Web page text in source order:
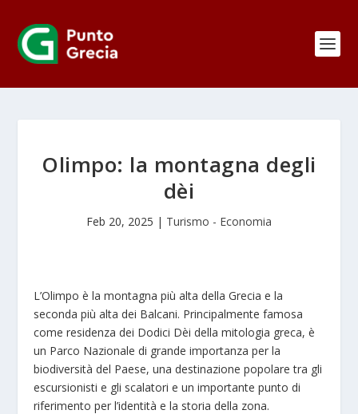
Olimpo: la montagna degli
dèi
Feb 20, 2025 | Turismo - Economia
L’Olimpo è la montagna più alta della Grecia e la
seconda più alta dei Balcani. Principalmente famosa
come residenza dei Dodici Dèi della mitologia greca, è
un Parco Nazionale di grande importanza per la
biodiversità del Paese, una destinazione popolare tra gli
escursionisti e gli scalatori e un importante punto di
riferimento per l’identità e la storia della zona.